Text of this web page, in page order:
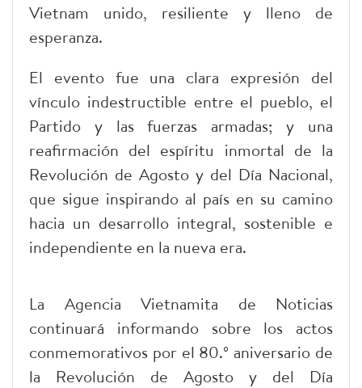
Vietnam unido, resiliente y lleno de
esperanza.
El evento fue una clara expresión del
vínculo indestructible entre el pueblo, el
Partido y las fuerzas armadas; y una
reafirmación del espíritu inmortal de la
Revolución de Agosto y del Día Nacional,
que sigue inspirando al país en su camino
hacia un desarrollo integral, sostenible e
independiente en la nueva era.
La Agencia Vietnamita de Noticias
continuará informando sobre los actos
conmemorativos por el 80.º aniversario de
la Revolución de Agosto y del Día